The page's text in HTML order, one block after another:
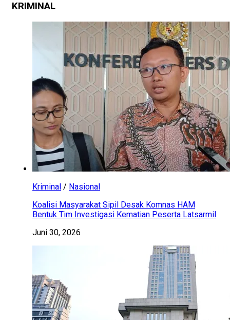
KRIMINAL
Kriminal / Nasional
Koalisi Masyarakat Sipil Desak Komnas HAM
Bentuk Tim Investigasi Kematian Peserta Latsarmil
Juni 30, 2026